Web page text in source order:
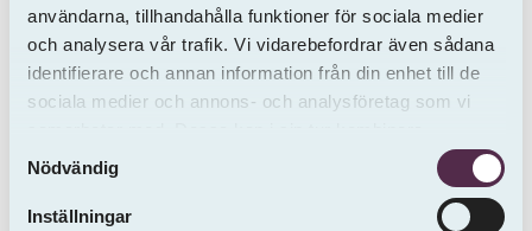
användarna, tillhandahålla funktioner för sociala medier
och analysera vår trafik. Vi vidarebefordrar även sådana
identifierare och annan information från din enhet till de
sociala medier och annons- och analysföretag som vi
informationen med annan information som du har
tillhandahållit eller som de har samlat in från andra än
oss.
Samtyckesval
Nödvändig
Inställningar